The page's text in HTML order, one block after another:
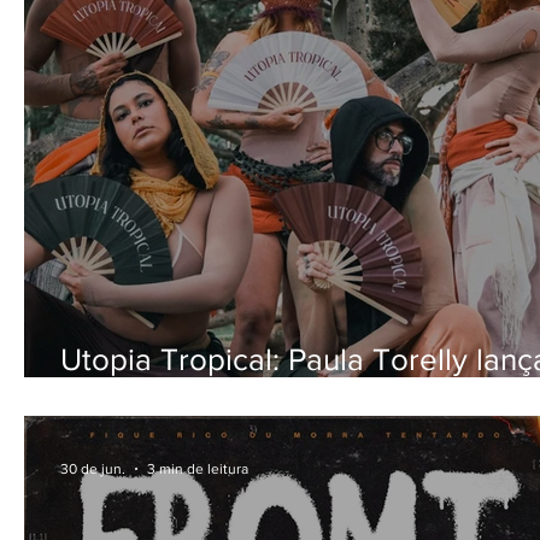
Utopia Tropical: Paula Torelly
o imaginário de uma Brasília
30 de jun. 3 min de leitura